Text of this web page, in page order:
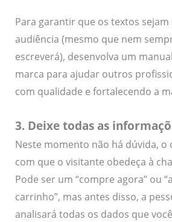
Para garantir que os textos sejam
audiência (mesmo que nem
escreverá), desenvolva um
marca para ajudar outros
com qualidade e fortalecendo a
3. Deixe todas as
Neste momento não há dúvida, o
com que o visitante obedeça à
Pode ser um “compre agora” ou
carrinho”, mas antes disso, a
analisará todas os dados que